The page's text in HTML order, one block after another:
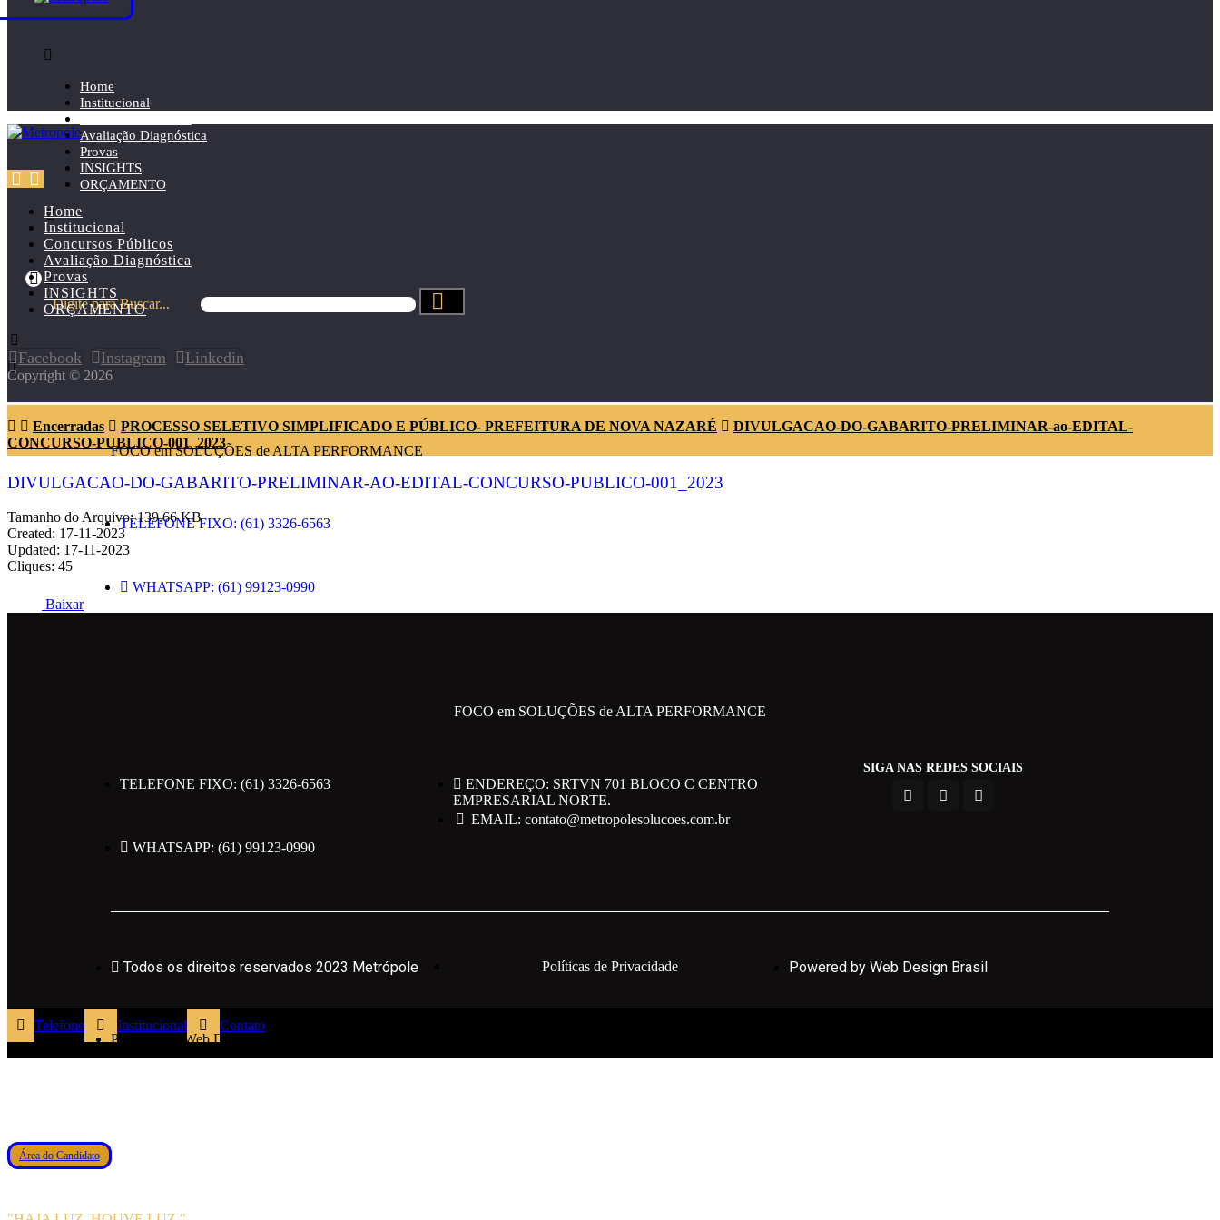
Home
Institucional
Avaliação Diagnóstica
Provas
INSIGHTS
ORÇAMENTO
Digite para Buscar...
FOCO em SOLUÇÕES de ALTA PERFORMANCE
TELEFONE FIXO: (61) 3326-6563
WHATSAPP: (61) 99123-0990
Todos os direitos reservados 2023 Metrópole
Políticas de Privacidade
Powered by Web Design Brasil
Área do Candidato
Home
Institucional
Concursos Públicos
Avaliação Diagnóstica
Provas
INSIGHTS
ORÇAMENTO
Facebook Instagram Linkedin
Copyright © 2026
Encerradas PROCESSO SELETIVO SIMPLIFICADO E PÚBLICO- PREFEITURA DE NOVA NAZARÉ
DIVULGACAO-DO-GABARITO-PRELIMINAR-ao-EDITAL-
CONCURSO-PUBLICO-001_2023
DIVULGACAO-DO-GABARITO-PRELIMINAR-AO-EDITAL-CONCURSO-PUBLICO-001_2023
Tamanho do Arquivo: 139.66 KB
Created: 17-11-2023
Updated: 17-11-2023
Cliques: 45
Baixar
FOCO em SOLUÇÕES de ALTA PERFORMANCE
TELEFONE FIXO: (61) 3326-6563
WHATSAPP: (61) 99123-0990
ENDEREÇO: SRTVN 701 BLOCO C CENTRO
EMPRESARIAL NORTE.
EMAIL: contato@metropolesolucoes.com.br
SIGA NAS REDES SOCIAIS
Todos os direitos reservados 2023 Metrópole Políticas de Privacidade Powered by Web Design Brasil
Telefone Institucional Contato